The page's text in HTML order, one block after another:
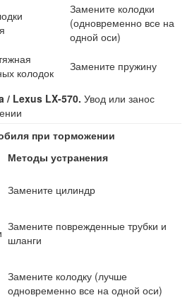
Замените колодки
(одновременно все на
одной оси)
колодок
Замените пружину
/ Lexus LX-570. Увод или занос
при торможении
Методы устранения
Замените цилиндр
Замените поврежденные трубки и
шланги
Замените колодку (лучше
одновременно все на одной оси)